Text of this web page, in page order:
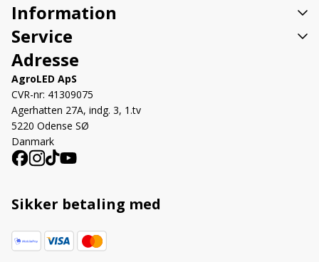
Information
Service
Adresse
AgroLED ApS
CVR-nr: 41309075
Agerhatten 27A, indg. 3, 1.tv
5220 Odense SØ
Danmark
Sikker betaling med